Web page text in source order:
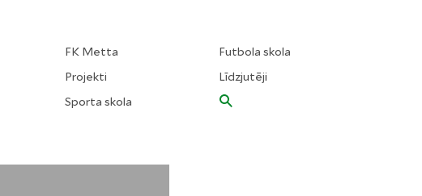
FK Metta
Projekti
Sporta skola
Futbola skola
Līdzjutēji